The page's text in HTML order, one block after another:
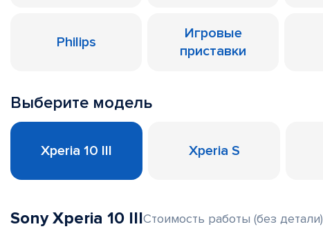
Philips
Игровые
приставки
Выберите модель
Xperia 10 III Xperia S
Sony Xperia 10 IIIСтоимость работы (без детали)